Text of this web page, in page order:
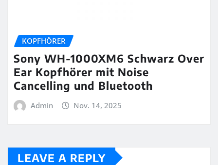
KOPFHÖRER
Sony WH-1000XM6 Schwarz Over
Ear Kopfhörer mit Noise
Cancelling und Bluetooth
Admin Nov. 14, 2025
LEAVE A REPLY